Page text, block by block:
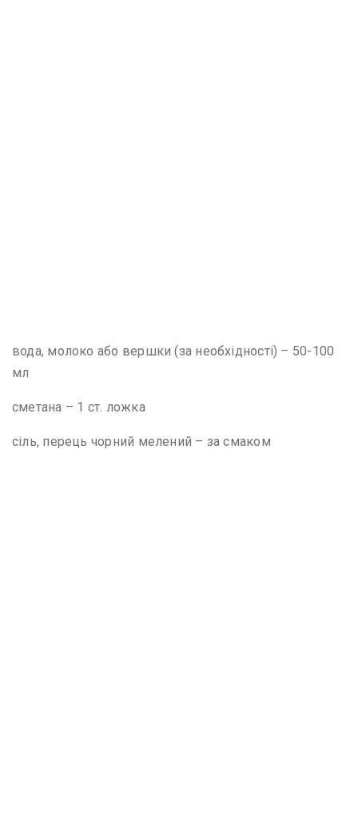
вода, молоко або вершки (за необхідності) – 50-100
мл
сметана – 1 ст. ложка
сіль, перець чорний мелений – за смаком